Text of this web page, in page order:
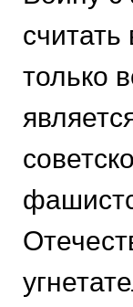
только